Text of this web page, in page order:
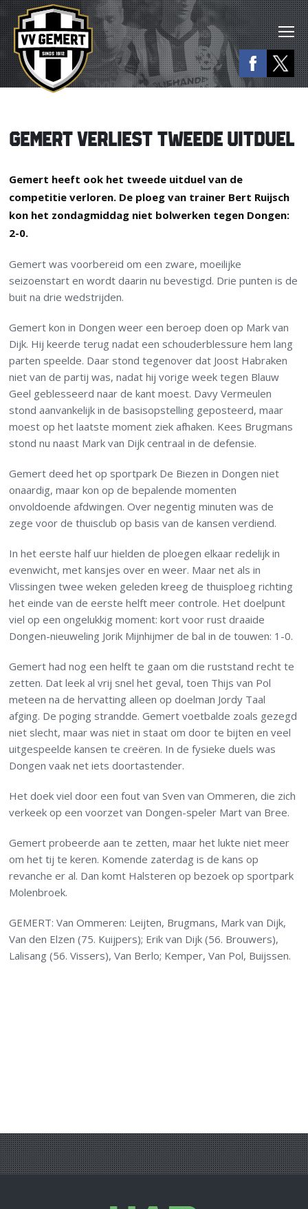
GEMERT VERLIEST TWEEDE UITDUEL
Gemert heeft ook het tweede uitduel van de
competitie verloren. De ploeg van trainer Bert Ruijsch
kon het zondagmiddag niet bolwerken tegen Dongen:
2-0.
Gemert was voorbereid om een zware, moeilijke
seizoenstart en wordt daarin nu bevestigd. Drie punten is de
buit na drie wedstrijden.
Gemert kon in Dongen weer een beroep doen op Mark van
Dijk. Hij keerde terug nadat een schouderblessure hem lang
parten speelde. Daar stond tegenover dat Joost Habraken
niet van de partij was, nadat hij vorige week tegen Blauw
Geel geblesseerd naar de kant moest. Davy Vermeulen
stond aanvankelijk in de basisopstelling geposteerd, maar
moest op het laatste moment ziek afhaken. Kees Brugmans
stond nu naast Mark van Dijk centraal in de defensie.
Gemert deed het op sportpark De Biezen in Dongen niet
onaardig, maar kon op de bepalende momenten
onvoldoende afdwingen. Over negentig minuten was de
zege voor de thuisclub op basis van de kansen verdiend.
In het eerste half uur hielden de ploegen elkaar redelijk in
evenwicht, met kansjes over en weer. Maar net als in
Vlissingen twee weken geleden kreeg de thuisploeg richting
het einde van de eerste helft meer controle. Het doelpunt
viel op een ongelukkig moment: kort voor rust draaide
Dongen-nieuweling Jorik Mijnhijmer de bal in de touwen: 1-0.
Gemert had nog een helft te gaan om die ruststand recht te
zetten. Dat leek al vrij snel het geval, toen Thijs van Pol
meteen na de hervatting alleen op doelman Jordy Taal
afging. De poging strandde. Gemert voetbalde zoals gezegd
niet slecht, maar was niet in staat om door te bijten en veel
uitgespeelde kansen te creëren. In de fysieke duels was
Dongen vaak net iets doortastender.
Het doek viel door een fout van Sven van Ommeren, die zich
verkeek op een voorzet van Dongen-speler Mart van Bree.
Gemert probeerde aan te zetten, maar het lukte niet meer
om het tij te keren. Komende zaterdag is de kans op
revanche er al. Dan komt Halsteren op bezoek op sportpark
Molenbroek.
GEMERT: Van Ommeren: Leijten, Brugmans, Mark van Dijk,
Van den Elzen (75. Kuijpers); Erik van Dijk (56. Brouwers),
Lalisang (56. Vissers), Van Berlo; Kemper, Van Pol, Buijssen.